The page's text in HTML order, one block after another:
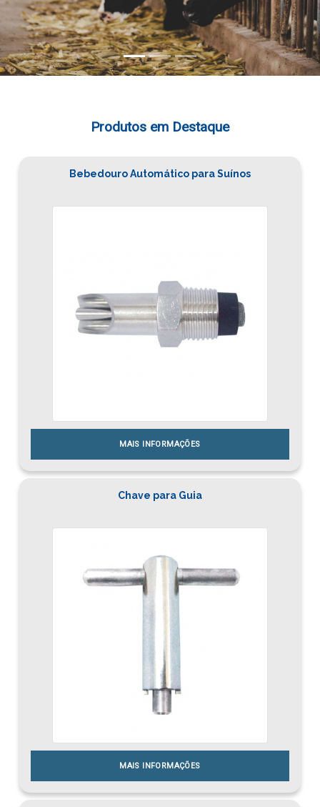
Produtos em Destaque
Bebedouro Automático para Suínos
MAIS INFORMAÇÕES
Chave para Guia
MAIS INFORMAÇÕES